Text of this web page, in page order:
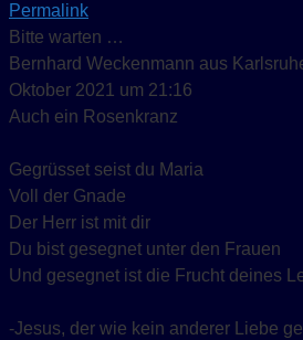
Permalink
Bitte warten …
Bernhard Weckenmann aus
Oktober 2021 um 21:16
Auch ein Rosenkranz
Gegrüsset seist du Maria
Voll der Gnade
Der Herr ist mit dir
Du bist gesegnet unter den Frauen
Und gesegnet ist die Frucht deines
-Jesus, der wie kein anderer Liebe